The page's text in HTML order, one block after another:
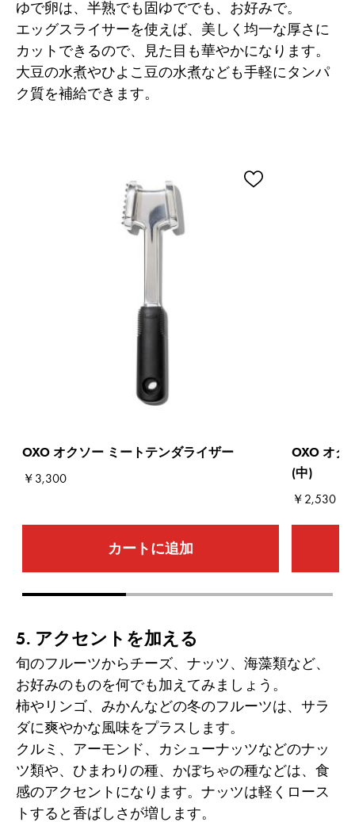
ゆで卵は、半熟でも固ゆででも、お好みで。
エッグスライサーを使えば、美しく均一な厚さに
カットできるので、見た目も華やかになります。
大豆の水煮やひよこ豆の水煮なども手軽にタンパ
ク質を補給できます。
OXO オクソー ミートテンダライザー
￥3,300
カートに追加
OXO オク
(中)
￥2,530
5. アクセントを加える
旬のフルーツからチーズ、ナッツ、海藻類など、
お好みのものを何でも加えてみましょう。
柿やリンゴ、みかんなどの冬のフルーツは、サラ
ダに爽やかな風味をプラスします。
クルミ、アーモンド、カシューナッツなどのナッ
ツ類や、ひまわりの種、かぼちゃの種などは、食
感のアクセントになります。ナッツは軽くロース
トすると香ばしさが増します。